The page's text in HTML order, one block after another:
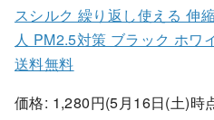
スシルク 繰り返し使える 伸
人 PM2.5対策 ブラック ホワ
送料無料
価格: 1,280円(5月16日(土)時